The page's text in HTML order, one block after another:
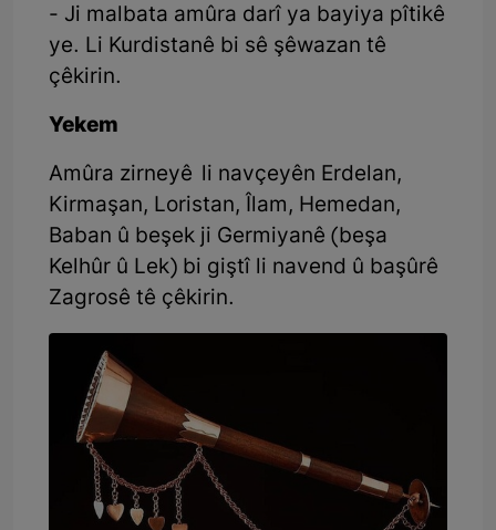
- Ji malbata amûra darî ya bayiya pîtikê
ye. Li Kurdistanê bi sê şêwazan tê
çêkirin.
Yekem
Amûra zirneyê li navçeyên Erdelan,
Kirmaşan, Loristan, Îlam, Hemedan,
Baban û beşek ji Germiyanê (beşa
Kelhûr û Lek) bi giştî li navend û başûrê
Zagrosê tê çêkirin.